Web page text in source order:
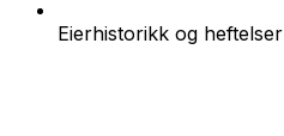
Eierhistorikk og heftelser